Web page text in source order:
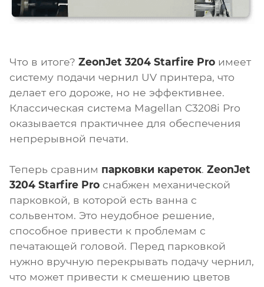
Что в итоге? ZeonJet 3204 Starfire Pro имеет
систему подачи чернил UV принтера, что
делает его дороже, но не эффективнее.
Классическая система Magellan C3208i Pro
оказывается практичнее для обеспечения
непрерывной печати.
Теперь сравним парковки кареток. ZeonJet
3204 Starfire Pro снабжен механической
парковкой, в которой есть ванна с
сольвентом. Это неудобное решение,
способное привести к проблемам с
печатающей головой. Перед парковкой
нужно вручную перекрывать подачу чернил,
что может привести к смешению цветов